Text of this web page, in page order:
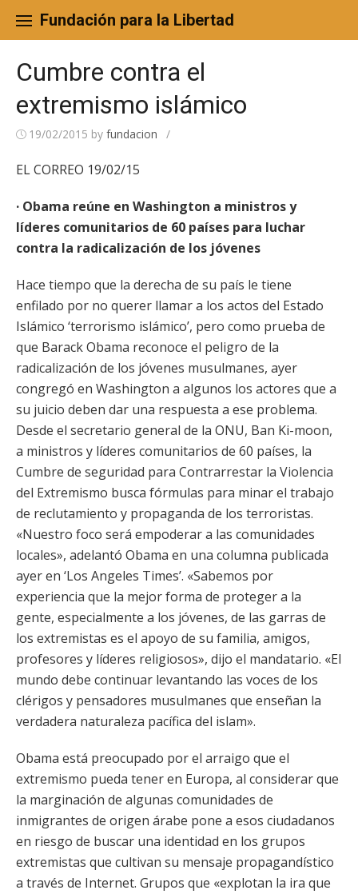
content
Fundación para la Libertad
Cumbre contra el
extremismo islámico
19/02/2015 by fundacion /
EL CORREO 19/02/15
· Obama reúne en Washington a ministros y
líderes comunitarios de 60 países para luchar
contra la radicalización de los jóvenes
Hace tiempo que la derecha de su país le tiene
enfilado por no querer llamar a los actos del Estado
Islámico ‘terrorismo islámico’, pero como prueba de
que Barack Obama reconoce el peligro de la
radicalización de los jóvenes musulmanes, ayer
congregó en Washington a algunos los actores que a
su juicio deben dar una respuesta a ese problema.
Desde el secretario general de la ONU, Ban Ki-moon,
a ministros y líderes comunitarios de 60 países, la
Cumbre de seguridad para Contrarrestar la Violencia
del Extremismo busca fórmulas para minar el trabajo
de reclutamiento y propaganda de los terroristas.
«Nuestro foco será empoderar a las comunidades
locales», adelantó Obama en una columna publicada
ayer en ‘Los Angeles Times’. «Sabemos por
experiencia que la mejor forma de proteger a la
gente, especialmente a los jóvenes, de las garras de
los extremistas es el apoyo de su familia, amigos,
profesores y líderes religiosos», dijo el mandatario. «El
mundo debe continuar levantando las voces de los
clérigos y pensadores musulmanes que enseñan la
verdadera naturaleza pacífica del islam».
Obama está preocupado por el arraigo que el
extremismo pueda tener en Europa, al considerar que
la marginación de algunas comunidades de
inmigrantes de origen árabe pone a esos ciudadanos
en riesgo de buscar una identidad en los grupos
extremistas que cultivan su mensaje propagandístico
a través de Internet. Grupos que «explotan la ira que